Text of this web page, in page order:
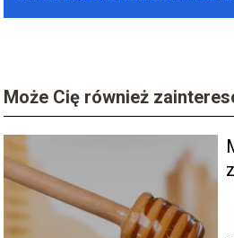
Może Cię również